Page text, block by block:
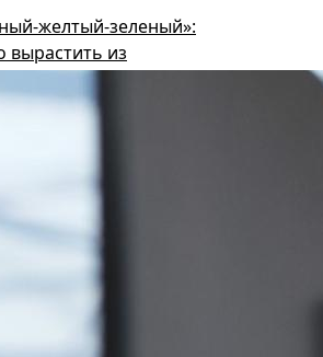
желтый-зеленый»:
вырастить из
очки и как ими
чтобы не
НГПУ: